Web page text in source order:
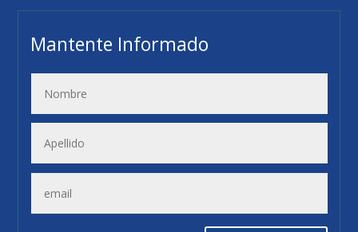
Mantente Informado